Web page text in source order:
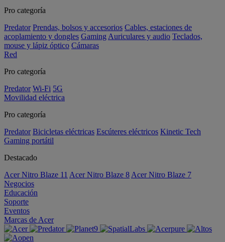
Pro categoría
Predator Prendas, bolsos y accesorios Cables, estaciones de
acoplamiento y dongles Gaming Auriculares y audio Teclados,
mouse y lápiz óptico Cámaras
Red
Pro categoría
Predator Wi-Fi 5G
Movilidad eléctrica
Pro categoría
Predator Bicicletas eléctricas Escúteres eléctricos Kinetic Tech
Gaming portátil
Destacado
Acer Nitro Blaze 11 Acer Nitro Blaze 8 Acer Nitro Blaze 7
Negocios
Educación
Soporte
Eventos
Marcas de Acer